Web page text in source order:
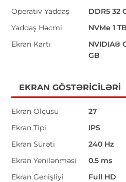
Operativ Yaddaş
DDR5 32
Yaddaş Həcmi
NVMe 1 TB
Ekran Kartı
NVIDIA®
GB
EKRAN GÖSTƏRICILƏRI
Ekran Ölçüsü
27
Ekran Tipi
IPS
Ekran Sürəti
240 Hz
Ekran Yenilənməsi
0.5 ms
Ekran Genişliyi
Full HD